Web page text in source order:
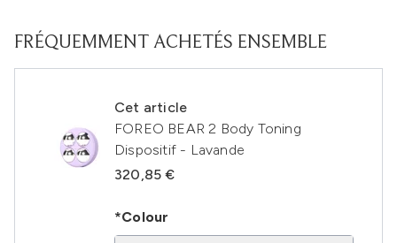
FRÉQUEMMENT ACHETÉS ENSEMBLE
Cet article
FOREO BEAR 2 Body Toning
Dispositif - Lavande
320,85 €
*Colour